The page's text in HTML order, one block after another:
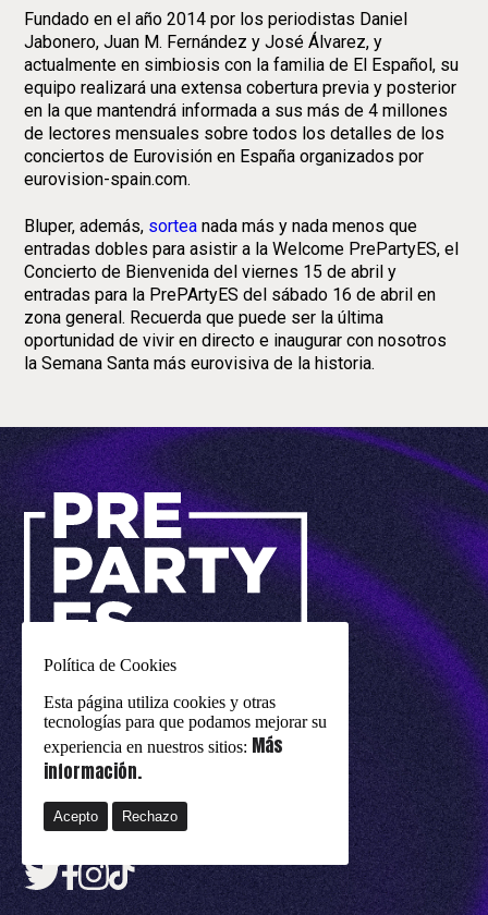
Fundado en el año 2014 por los periodistas Daniel
Jabonero, Juan M. Fernández y José Álvarez, y
actualmente en simbiosis con la familia de El Español, su
equipo realizará una extensa cobertura previa y posterior
en la que mantendrá informada a sus más de 4 millones
de lectores mensuales sobre todos los detalles de los
conciertos de Eurovisión en España organizados por
eurovision-spain.com.
Bluper, además, sortea nada más y nada menos que
entradas dobles para asistir a la Welcome PrePartyES, el
Concierto de Bienvenida del viernes 15 de abril y
entradas para la PrePArtyES del sábado 16 de abril en
zona general. Recuerda que puede ser la última
oportunidad de vivir en directo e inaugurar con nosotros
la Semana Santa más eurovisiva de la historia.
un evento deeurovision-spain.com
Avisos legales
Política de cookies
Política de privacidad
Política de Cookies
Esta página utiliza cookies y otras
tecnologías para que podamos mejorar su
experiencia en nuestros sitios: Más
información.
Acepto Rechazo